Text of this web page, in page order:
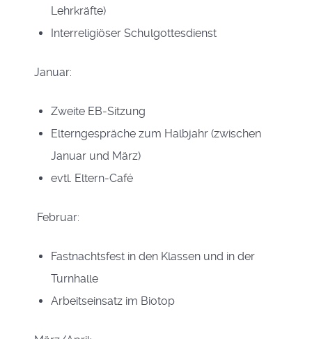
Lehrkräfte)
Interreligiöser Schulgottesdienst
Januar:
Zweite EB-Sitzung
Elterngespräche zum Halbjahr (zwischen
Januar und März)
evtl. Eltern-Café
Februar:
Fastnachtsfest in den Klassen und in der
Turnhalle
Arbeitseinsatz im Biotop